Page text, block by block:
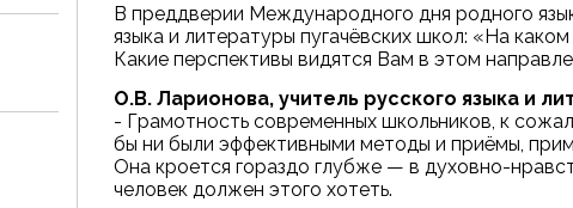
В преддверии Международного дня родного
языка и литературы пугачёвских школ: «На
Какие перспективы видятся Вам в этом
О.В. Ларионова, учитель русского языка и
- Грамотность современных школьников, к
бы ни были эффективными методы и приёмы,
Она кроется гораздо глубже — в духовно-
человек должен этого хотеть.